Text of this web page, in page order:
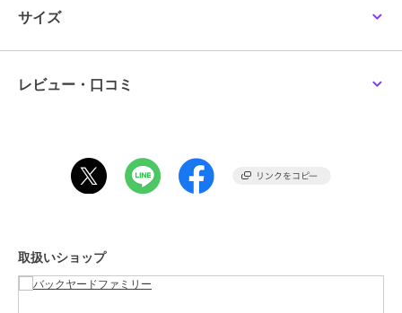
PVC（本体）、電球
【生産国】 中国
※種類によって大きさが若干異なります。
【注意点】
[対象年齢]6歳以上お取り扱いの際は、商品やパッケージなどに記載さ
ざいますのでご理解願います。
【ご利用シーン】
サイズ
レビュー・口コミ
取扱いショップ